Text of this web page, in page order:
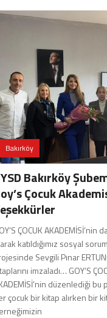
Bakırköy
Bakırköy
Çocuk
ÇOCUK AKADEMİSİ’nin
katıldığımız sosyal
Sevgili Pınar
imzaladı… GOY’S
düzenlediği bu
çocuk bir kitap alırken bir